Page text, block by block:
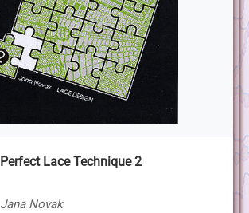
Perfect Lace Technique 2
Jana Novak